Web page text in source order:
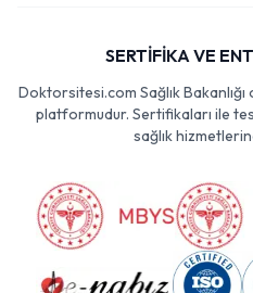
SERTİFİKA VE
Doktorsitesi.com Sağlık
platformudur. Sertifikaları ile
sağlık